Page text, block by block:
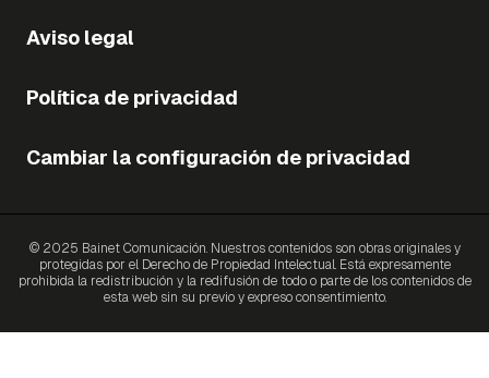
Aviso legal
Política de privacidad
Cambiar la configuración de privacidad
© 2025 Bainet Comunicación. Nuestros contenidos son obras originales y
protegidas por el Derecho de Propiedad Intelectual. Está expresamente
prohibida la redistribución y la redifusión de todo o parte de los contenidos de
esta web sin su previo y expreso consentimiento.